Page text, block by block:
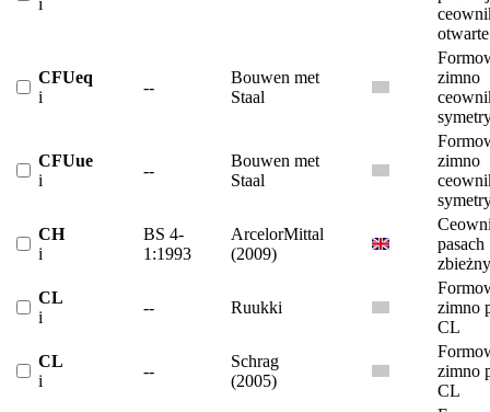
i
otwarte
CFUeq
i
--
Bouwen met
Staal
zimno
CFUue
i
--
Bouwen met
Staal
zimno
CH
i
BS 4-
1:1993
ArcelorMittal
(2009)
pasach
CL
i
-- Ruukki
zimno
CL
CL
i
--
Schrag
(2005)
zimno
CL